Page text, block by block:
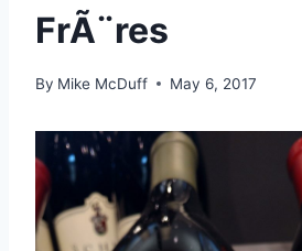
FrÃ¨res
By Mike McDuff May 6, 2017